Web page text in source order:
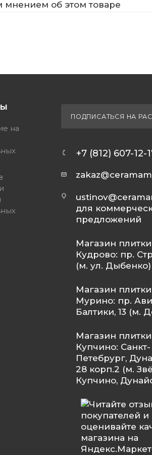
мнением об этом товаре
на
ПОДПИСАТЬСЯ НА
+7 (812) 607-12-
для
предложений
Магазин
Кудрово: пр.
(м. ул. Дыбенко)
Магазин
Мурино: пр.
Балтики, 13 (м.
Магазин
Купчино: Санкт-
Петебрург,
28 корп.2 (м.
Купчино,